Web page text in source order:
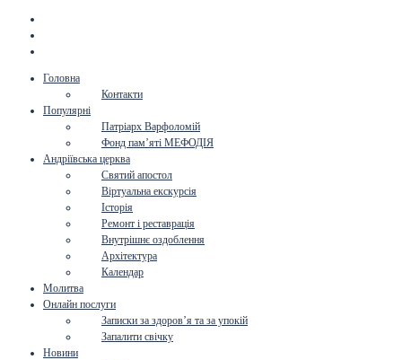
Головна
Контакти
Популярні
Патріарх Варфоломій
Фонд пам’яті МЕФОДІЯ
Андріївська церква
Святий апостол
Віртуальна екскурсія
Історія
Ремонт і реставрація
Внутрішнє оздоблення
Архітектура
Календар
Молитва
Онлайн послуги
Записки за здоров’я та за упокій
Запалити свічку
Новини